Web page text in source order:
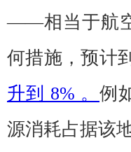
——相当于航
何措施，预计到
升到 8% 。 例
源消耗占据该